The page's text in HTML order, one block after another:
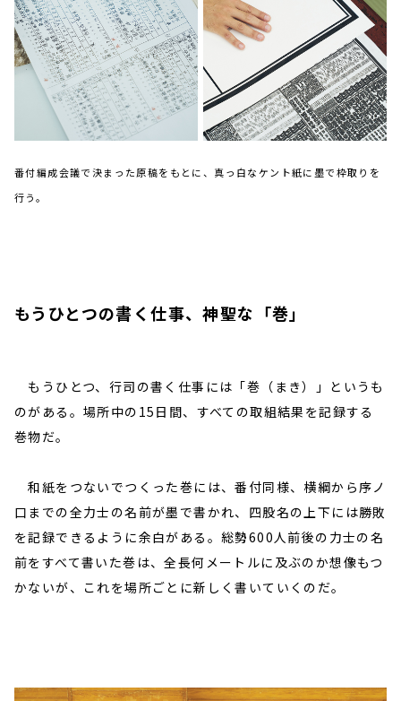
番付編成会議で決まった原稿をもとに、真っ白なケント紙に墨で枠取りを
行う。
もうひとつの書く仕事、神聖な「巻」
もうひとつ、行司の書く仕事には「巻（まき）」というも
のがある。場所中の15日間、すべての取組結果を記録する
巻物だ。
和紙をつないでつくった巻には、番付同様、横綱から序ノ
口までの全力士の名前が墨で書かれ、四股名の上下には勝敗
を記録できるように余白がある。総勢600人前後の力士の名
前をすべて書いた巻は、全長何メートルに及ぶのか想像もつ
かないが、これを場所ごとに新しく書いていくのだ。